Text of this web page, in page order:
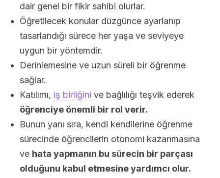
dair genel bir fikir sahibi olurlar.
Öğretilecek konular düzgünce ayarlanıp
tasarlandığı sürece her yaşa ve seviyeye
uygun bir yöntemdir.
Derinlemesine ve uzun süreli bir öğrenme
sağlar.
Katılımı, iş birliğini ve bağlılığı teşvik ederek
öğrenciye önemli bir rol verir.
Bunun yanı sıra, kendi kendilerine öğrenme
sürecinde öğrencilerin otonomi kazanmasına
ve hata yapmanın bu sürecin bir parçası
olduğunu kabul etmesine yardımcı olur.